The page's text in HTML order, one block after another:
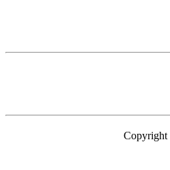
Copyright